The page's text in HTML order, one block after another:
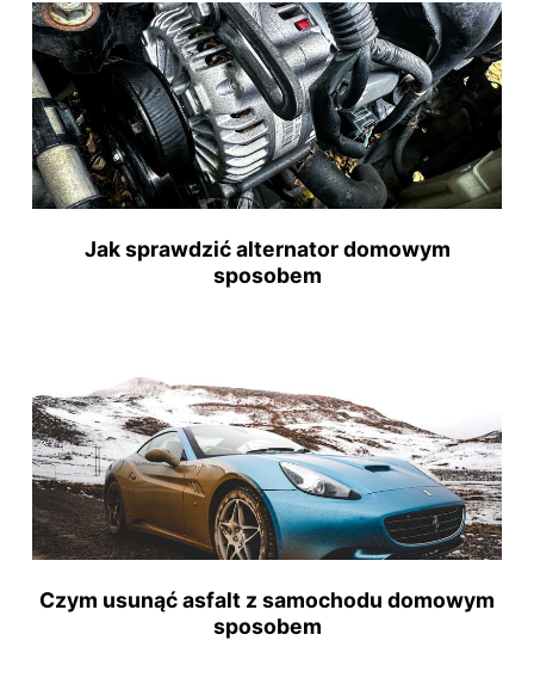
Jak sprawdzić alternator domowym
sposobem
Czym usunąć asfalt z samochodu domowym
sposobem